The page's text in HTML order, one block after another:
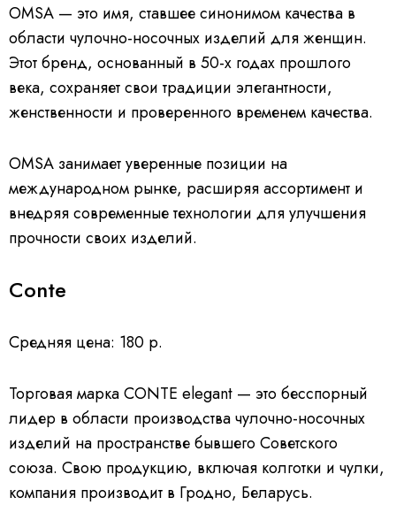
OMSA — это имя, ставшее синонимом качества в
области чулочно-носочных изделий для женщин.
Этот бренд, основанный в 50-х годах прошлого
века, сохраняет свои традиции элегантности,
женственности и проверенного временем качества.
OMSA занимает уверенные позиции на
международном рынке, расширяя ассортимент и
внедряя современные технологии для улучшения
прочности своих изделий.
Conte
Средняя цена: 180 р.
Торговая марка CONTE elegant — это бесспорный
лидер в области производства чулочно-носочных
изделий на пространстве бывшего Советского
союза. Свою продукцию, включая колготки и чулки,
компания производит в Гродно, Беларусь.